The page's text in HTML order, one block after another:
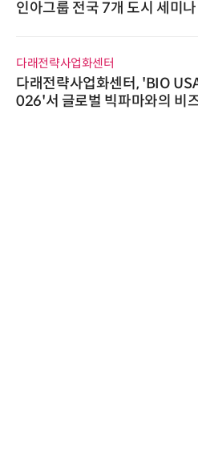
인아그룹 전국 7개 도시 세미
다래전략사업화센터
다래전략사업화센터, 'BIO
026'서 글로벌 빅파마와의 비